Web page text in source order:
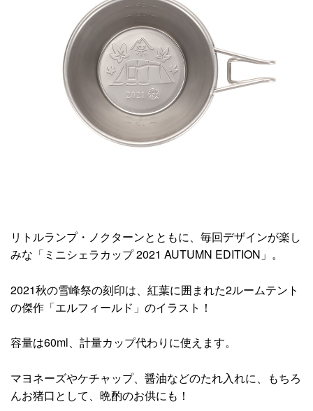
リトルランプ・ノクターンとともに、毎回デザインが楽し
みな「ミニシェラカップ 2021 AUTUMN EDITION」。
2021秋の雪峰祭の刻印は、紅葉に囲まれた2ルームテント
の傑作「エルフィールド」のイラスト！
容量は60ml、計量カップ代わりに使えます。
マヨネーズやケチャップ、醤油などのたれ入れに、もちろ
んお猪口として、晩酌のお供にも！